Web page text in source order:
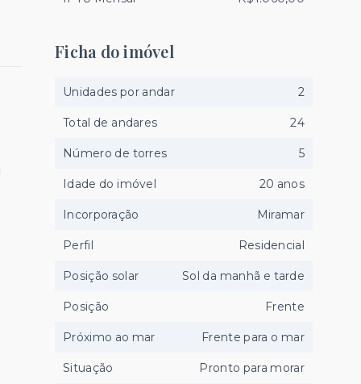
Ficha do imóvel
Unidades por andar 2
Total de andares 24
Número de torres 5
Idade do imóvel 20 anos
Incorporação Miramar
Perfil Residencial
Posição solar Sol da manhã e tarde
Posição Frente
Próximo ao mar Frente para o mar
Situação Pronto para morar